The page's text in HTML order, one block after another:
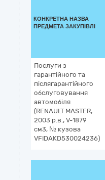
КОНКРЕТНА НАЗВА
ПРЕДМЕТА ЗАКУПІВЛІ
Послуги з
гарантійного та
післягарантійного
обслуговування
автомобіля
(RENAULT MASTER,
2003 р.в., V-1879
см3, № кузова
VFIDAKD530024236)